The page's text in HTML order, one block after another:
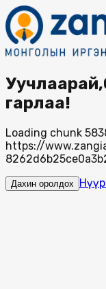
гарлаа!
Loading chunk
https://
Дахин оролдох